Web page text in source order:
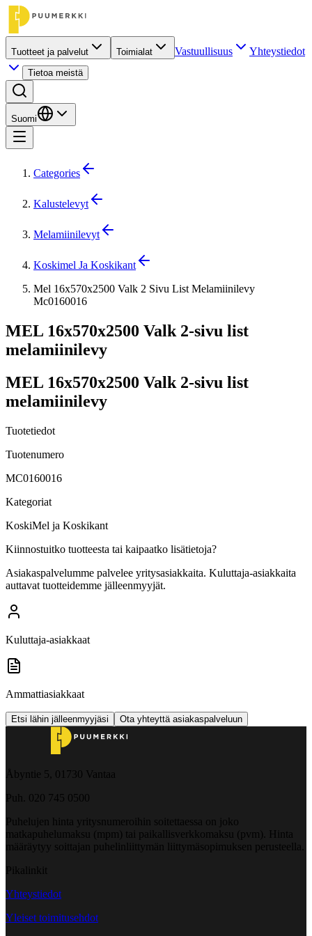
Tuotteet ja palvelut Toimialat Vastuullisuus Yhteystiedot
Tietoa meistä
Suomi
Categories
Kalustelevyt
Melamiinilevyt
Koskimel Ja Koskikant
Mel 16x570x2500 Valk 2 Sivu List Melamiinilevy
Mc0160016
MEL 16x570x2500 Valk 2-sivu list
melamiinilevy
MEL 16x570x2500 Valk 2-sivu list
melamiinilevy
Tuotetiedot
Tuotenumero
MC0160016
Kategoriat
KoskiMel ja Koskikant
Kiinnostuitko tuotteesta tai kaipaatko lisätietoja?
Asiakaspalvelumme palvelee yritysasiakkaita. Kuluttaja-asiakkaita
auttavat tuotteidemme jälleenmyyjät.
Kuluttaja-asiakkaat
Ammattiasiakkaat
Etsi lähin jälleenmyyjäsi Ota yhteyttä asiakaspalveluun
Åbyntie 5, 01730 Vantaa
Puh. 020 745 0500
Puhelujen hinta yritysnumeroihin soitettaessa on joko
matkapuhelumaksu (mpm) tai paikallisverkkomaksu (pvm). Hinta
määräytyy soittajan puhelinliittymän liittymäsopimuksen perusteella.
Pikalinkit
Yhteystiedot
Yleiset toimitusehdot